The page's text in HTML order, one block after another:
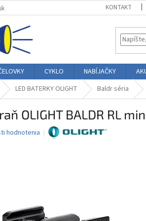
KONTAKT
CYKLO NABÍJAČKY
LED BATERKY OLIGHT Baldr séria
OLIGHT BALDR RL
hodnotenia